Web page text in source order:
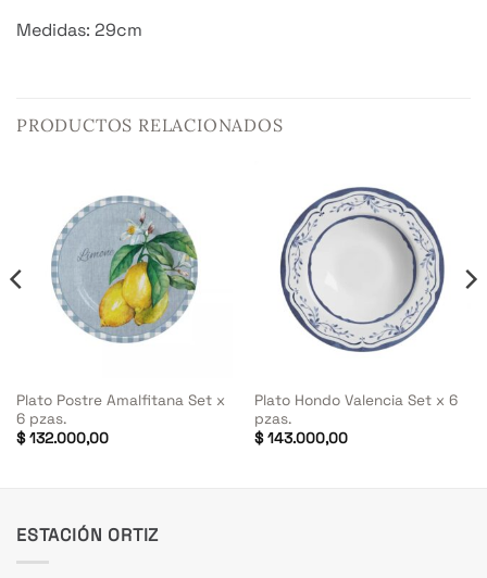
Medidas: 29cm
PRODUCTOS RELACIONADOS
Plato Postre Amalfitana Set x
6 pzas.
$132.000,00
Plato Hondo Valencia Set x 6
pzas.
$143.000,00
ESTACIÓN ORTIZ